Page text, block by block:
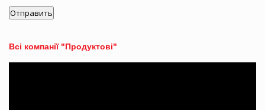
Всі компанії "Продуктові"